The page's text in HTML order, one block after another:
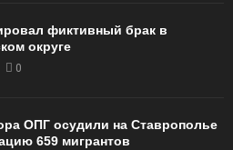
фиктивный брак в
округе
0
ОПГ осудили на Ставрополье
659 мигрантов